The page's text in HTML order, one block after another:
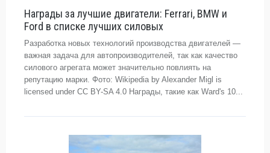
Награды за лучшие двигатели: Ferrari, BMW и
Ford в списке лучших силовых
Разработка новых технологий производства двигателей —
важная задача для автопроизводителей, так как качество
силового агрегата может значительно повлиять на
репутацию марки. Фото: Wikipedia by Alexander Migl is
licensed under CC BY-SA 4.0 Награды, такие как Ward's 10...